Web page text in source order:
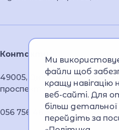
Контакти
49005, Дніпропетровська
проспект Науки, 26А
056 756 46 32
Ми
файли щоб
кращу
веб-сайті. Для
більш детальної
перейдіть за